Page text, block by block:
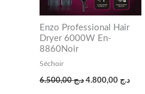
Enzo Professional Hair
Dryer 6000W En-
8860Noir
Séchoir
د.ج6.500,00 د.ج